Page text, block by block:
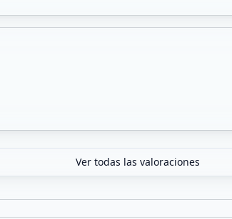
Ver todas las valoraciones